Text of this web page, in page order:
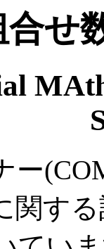
合せ
ー
関す